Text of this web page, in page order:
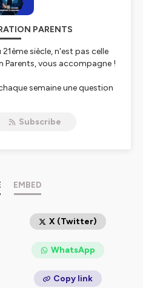
PARENTS
siècle, n'est pas celle
Parents, vous accompagne !
semaine une question
la société.
les enjeux d'éducation du
en entreprise
numérique
durable
et émotion
Subscribe
EMBED
X (Twitter)
WhatsApp
Copy link